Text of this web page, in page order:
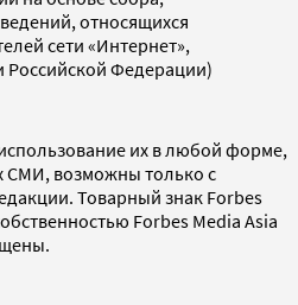
относящихся
сети «Интернет»,
Российской Федерации)
их в любой форме,
СМИ, возможны только с
Товарный знак Forbes
Forbes Media Asia